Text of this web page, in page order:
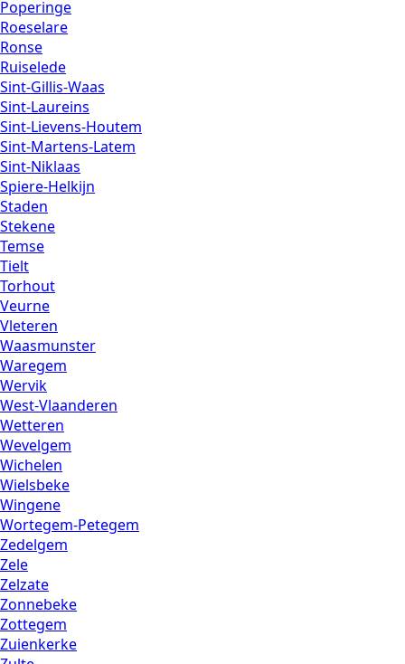
Poperinge
Roeselare
Ronse
Ruiselede
Sint-Gillis-Waas
Sint-Laureins
Sint-Lievens-Houtem
Sint-Martens-Latem
Sint-Niklaas
Spiere-Helkijn
Staden
Stekene
Temse
Tielt
Torhout
Veurne
Vleteren
Waasmunster
Waregem
Wervik
West-Vlaanderen
Wetteren
Wevelgem
Wichelen
Wielsbeke
Wingene
Wortegem-Petegem
Zedelgem
Zele
Zelzate
Zonnebeke
Zottegem
Zuienkerke